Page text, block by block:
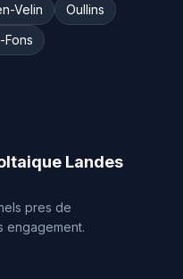
Velin
Oullins
Fons
Landes
pres de
engagement.